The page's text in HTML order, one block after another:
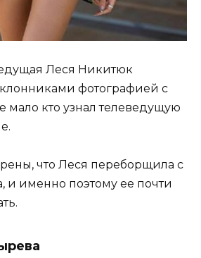
Леся Никитюк
фотографией с
мало кто узнал телеведущую
что Леся переборщила с
и именно поэтому ее почти